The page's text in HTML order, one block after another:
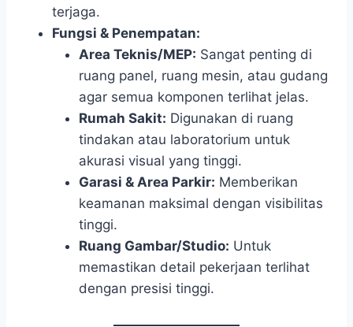
terjaga.
Fungsi & Penempatan:
Area Teknis/MEP: Sangat penting di
ruang panel, ruang mesin, atau gudang
agar semua komponen terlihat jelas.
Rumah Sakit: Digunakan di ruang
tindakan atau laboratorium untuk
akurasi visual yang tinggi.
Garasi & Area Parkir: Memberikan
keamanan maksimal dengan visibilitas
tinggi.
Ruang Gambar/Studio: Untuk
memastikan detail pekerjaan terlihat
dengan presisi tinggi.